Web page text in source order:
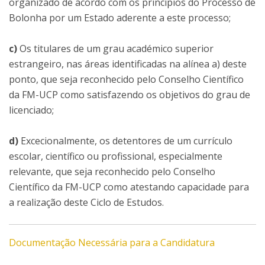
Bolonha por um Estado aderente a este processo;
c)Os titulares de um grau académico superior
estrangeiro, nas áreas identificadas na alínea a) deste
ponto, que seja reconhecido pelo Conselho Científico
da FM-UCP como satisfazendo os objetivos do grau de
licenciado;
d) Excecionalmente, os detentores de um currículo
escolar, científico ou profissional, especialmente
relevante, que seja reconhecido pelo Conselho
Científico da FM-UCP como atestando capacidade para
a realização deste Ciclo de Estudos.
Documentação Necessária para a Candidatura